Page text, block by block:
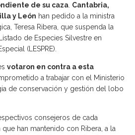
de su caza. Cantabria,
y León han pedido a la ministra
Teresa Ribera, que suspenda la
de Especies Silvestre en
(LESPRE).
votaron en contra a esta
a trabajar con el Ministerio
de conservación y gestión del lobo
consejeros de cada
han mantenido con Ribera, a la